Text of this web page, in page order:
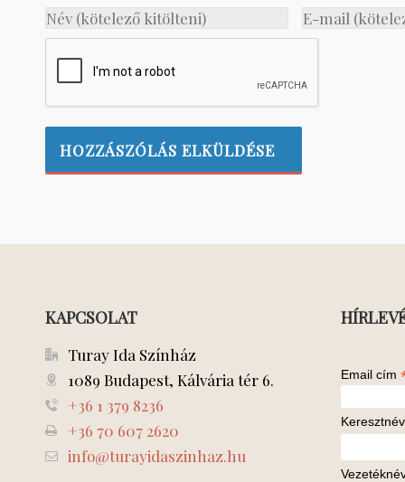
KAPCSOLAT
Turay Ida Színház
1089 Budapest, Kálvária tér 6.
+36 1 379 8236
+36 70 607 2620
info@turayidaszinhaz.hu
Email cím
Keresztnév